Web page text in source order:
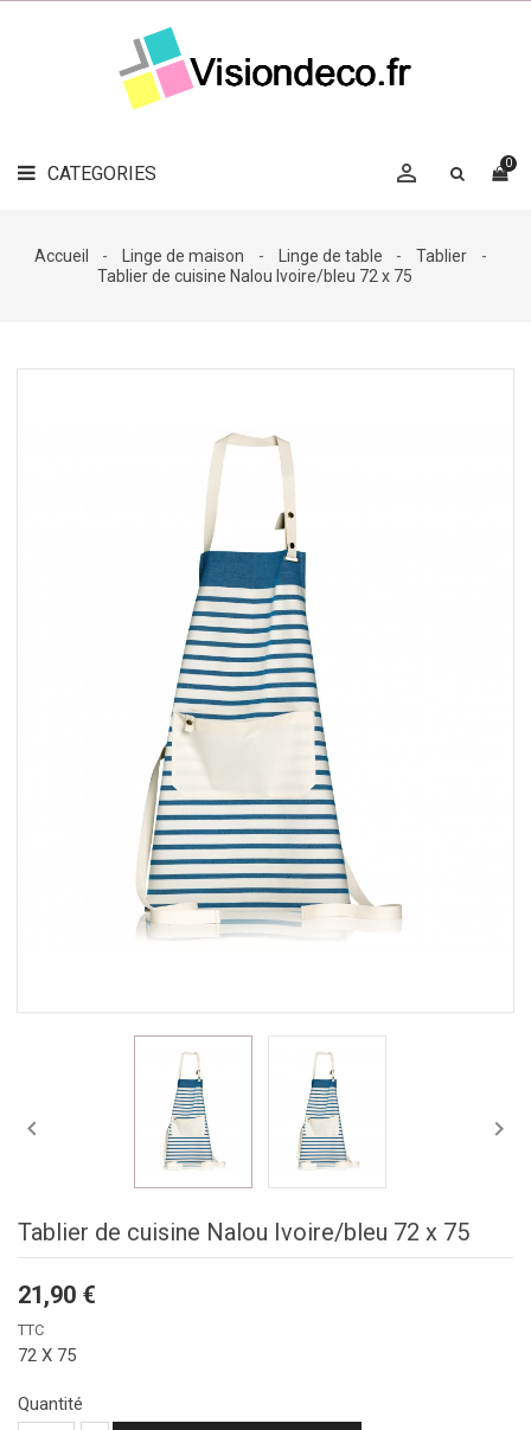
CATEGORIES 0

LE
MAG
DÉCO

DÉCO
Accueil Linge de maison Linge de table
Tablier
Tablier de cuisine Nalou Ivoire/bleu 72 x 75
 
Tablier de cuisine Nalou Ivoire/bleu 72 x 75
21,90 €
TTC
72 X 75
Quantité